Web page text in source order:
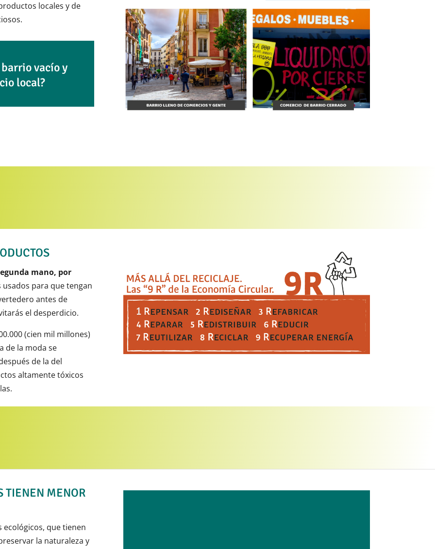
locales y de
vacío y
local?
mano, por
para que tengan
antes de
el desperdicio.
(cien mil millones)
de la moda se
de la del
altamente tóxicos
TIENEN MENOR
que tienen
la naturaleza y